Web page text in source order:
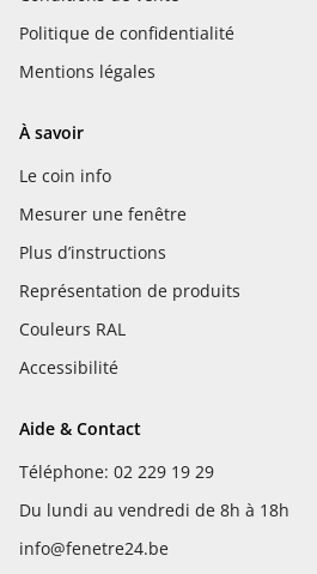
Politique de confidentialité
Mentions légales
À savoir
Le coin info
Mesurer une fenêtre
Plus d’instructions
Représentation de produits
Couleurs RAL
Accessibilité
Aide & Contact
Téléphone: 02 229 19 29
Du lundi au vendredi de 8h à 18h
info@fenetre24.be